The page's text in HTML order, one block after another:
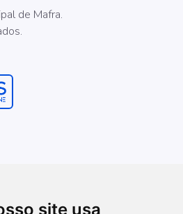
site usa
de Mafra.